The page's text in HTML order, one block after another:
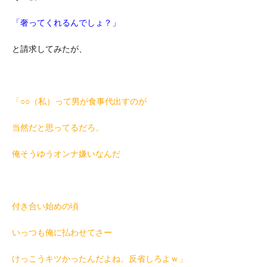
「奢ってくれるんでしょ？」
と請求してみたが、
「○○（私）って男が食事代出すのが
当然だと思ってるだろ、
俺そうゆうオンナ嫌いなんだ
付き合い始めの頃
いっつも俺に払わせてさー
けっこうキツかったんだよね、反省しろよｗ」